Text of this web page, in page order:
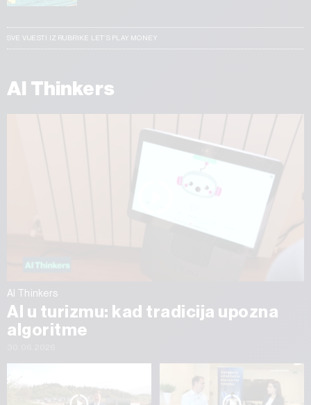
SVE VIJESTI IZ RUBRIKE LET’S PLAY MONEY
AI Thinkers
AI Thinkers
AI u turizmu: kad tradicija upozna
algoritme